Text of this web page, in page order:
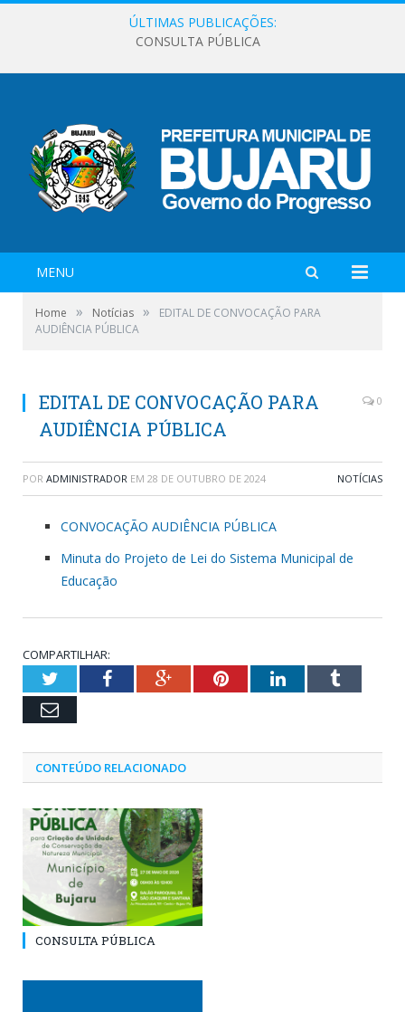
ÚLTIMAS PUBLICAÇÕES:
CONSULTA PÚBLICA
MENU
Home » Notícias »
EDITAL DE CONVOCAÇÃO PARA
AUDIÊNCIA PÚBLICA
EDITAL DE CONVOCAÇÃO PARA
AUDIÊNCIA PÚBLICA
0
POR ADMINISTRADOR EM 28 DE OUTUBRO DE 2024 NOTÍCIAS
CONVOCAÇÃO AUDIÊNCIA PÚBLICA
Minuta do Projeto de Lei do Sistema Municipal de
Educação
COMPARTILHAR:
TwitterFacebookGoogle+PinterestLinkedInTumblr
Email
CONTEÚDO RELACIONADO
CONSULTA PÚBLICA